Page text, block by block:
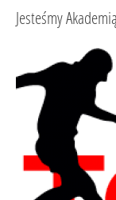
Jesteśmy